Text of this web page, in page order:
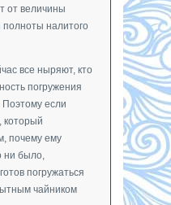
от величины
налитого
все ныряют, кто
погружения
Поэтому если
который
почему ему
ни было,
погружаться
чайником